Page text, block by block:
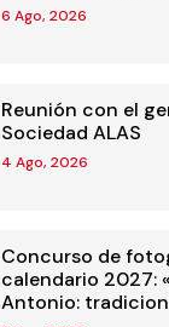
6 Ago, 2026
Reunión con el
Sociedad ALAS
4 Ago, 2026
Concurso de
calendario 2027:
Antonio: